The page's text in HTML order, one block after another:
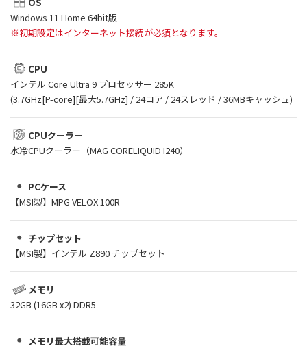
Windows 11 Home 64bit版
※初期設定はインターネット接続が必須となります。
CPU
インテル Core Ultra 9 プロセッサー 285K
(3.7GHz[P-core][最大5.7GHz] / 24コア / 24スレッド / 36MBキャッシュ)
CPUクーラー
水冷CPUクーラー（MAG CORELIQUID I240）
PCケース
【MSI製】MPG VELOX 100R
チップセット
【MSI製】インテル Z890 チップセット
メモリ
32GB (16GB x2) DDR5
メモリ最大搭載可能容量